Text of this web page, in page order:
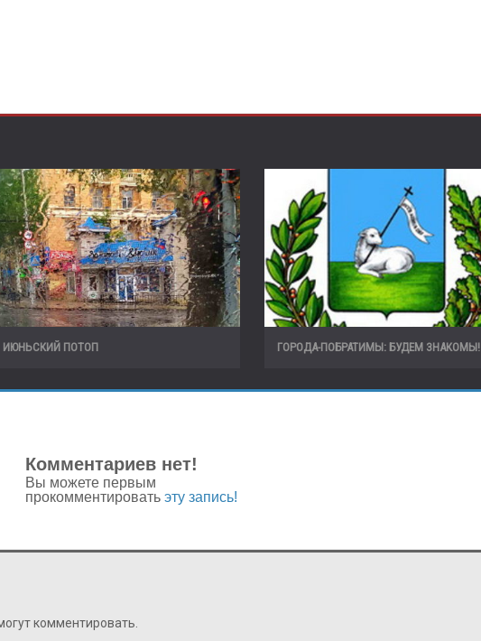
ИЮНЬСКИЙ ПОТОП ГОРОДА-ПОБРАТИМЫ: БУДЕМ ЗНАКОМЫ!
Комментариев нет!
Вы можете первым
прокомментировать эту запись!
комментировать.